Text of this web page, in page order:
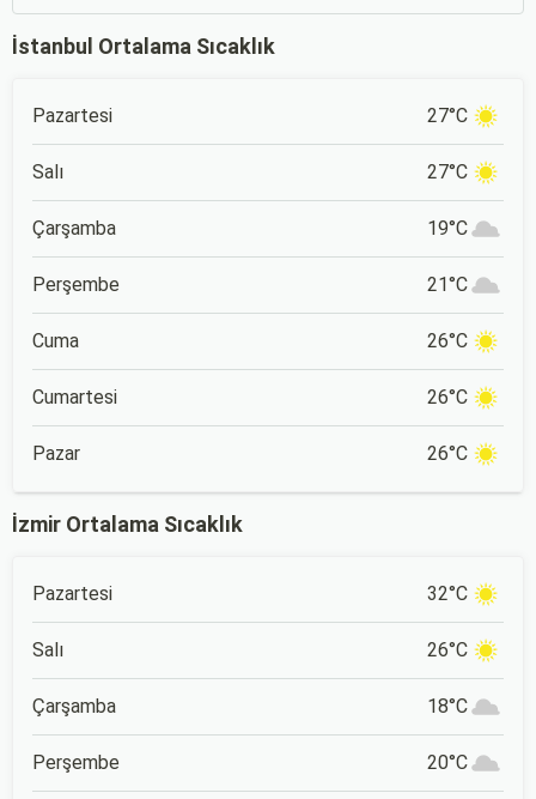
İstanbul Ortalama Sıcaklık
Pazartesi 27°C
Salı 27°C
Çarşamba 19°C
Perşembe 21°C
Cuma 26°C
Cumartesi 26°C
Pazar 26°C
İzmir Ortalama Sıcaklık
Pazartesi 32°C
Salı 26°C
Çarşamba 18°C
Perşembe 20°C